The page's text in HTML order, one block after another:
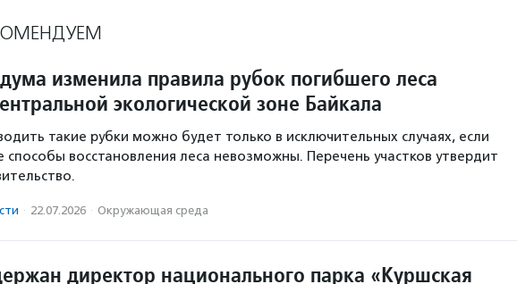
изменила правила рубок погибшего леса
экологической зоне Байкала
такие рубки можно будет только в исключительных случаях, если
способы восстановления леса невозможны. Перечень участков утвердит
· 22.07.2026 · Окружающая среда
директор национального парка «Куршская